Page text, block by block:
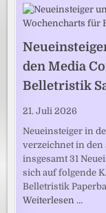
den Media
Belletristik
21. Juli 2026
Neueinsteiger in
verzeichnet in den
insgesamt 31
sich auf folgende
Belletristik
Weiterlesen …